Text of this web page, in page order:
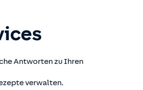
Antworten zu Ihren
verwalten.